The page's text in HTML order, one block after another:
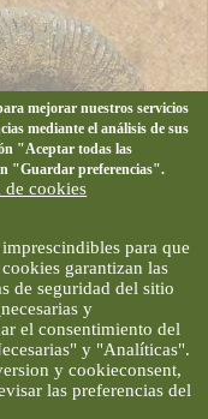
mejorar nuestros servicios
mediante el análisis de sus
"Aceptar todas las
"Guardar preferencias".
de cookies
para que
garantizan las
de seguridad del sitio
y
el consentimiento del
y "Analíticas".
y cookieconsent,
las preferencias del